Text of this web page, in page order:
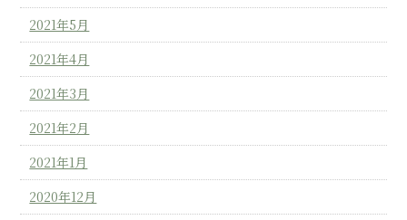
2021年5月
2021年4月
2021年3月
2021年2月
2021年1月
2020年12月